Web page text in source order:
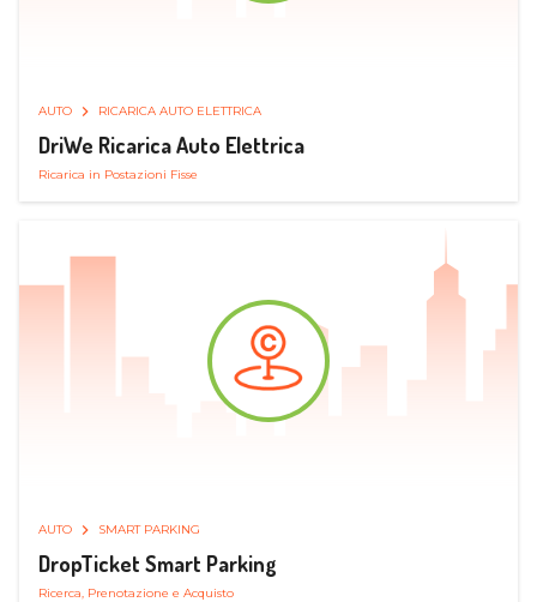
AUTO RICARICA AUTO ELETTRICA
DriWe Ricarica Auto Elettrica
Ricarica in Postazioni Fisse
AUTO SMART PARKING
DropTicket Smart Parking
Ricerca, Prenotazione e Acquisto